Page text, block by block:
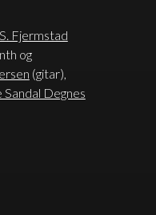
Fjermstad
og
(gitar),
Sandal Degnes